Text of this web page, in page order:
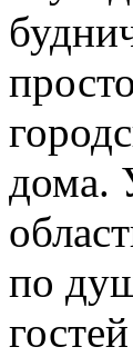
дома.
по